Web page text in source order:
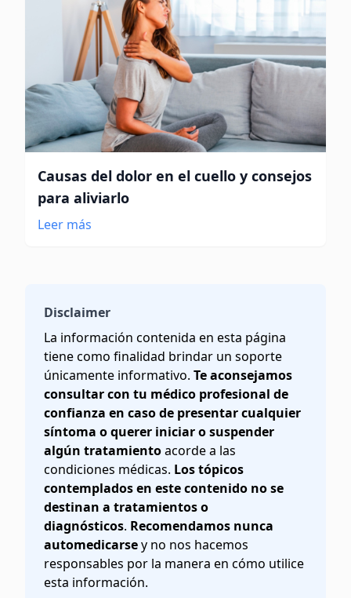
Causas del dolor en el cuello y consejos
para aliviarlo
Leer más
Disclaimer
La información contenida en esta página
tiene como finalidad brindar un soporte
únicamente informativo. Te aconsejamos
consultar con tu médico profesional de
confianza en caso de presentar cualquier
síntoma o querer iniciar o suspender
algún tratamientoacorde a las
condiciones médicas. Los tópicos
contemplados en este contenido no se
destinan a tratamientos o
diagnósticos. Recomendamos nunca
automedicarsey no nos hacemos
responsables por la manera en cómo utilice
esta información.